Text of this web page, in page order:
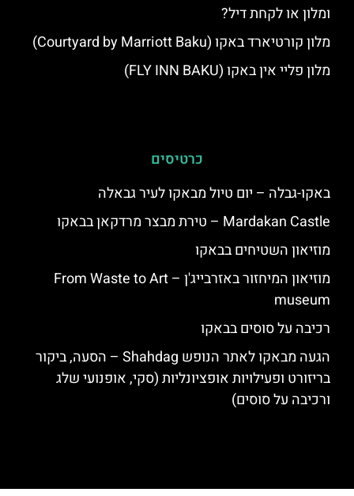
ומלון או לקחת דיל?
מלון קורטיארד באקו (Courtyard by Marriott Baku)
מלון פליי אין באקו (FLY INN BAKU)
כרטיסים
באקו-גבלה – יום טיול מבאקו לעיר גבאלה
Mardakan Castle – טירת מבצר מרדקאן בבאקו
מוזיאון השטיחים בבאקו
מוזיאון המיחזור באזרבייג'ן – From Waste to Art
museum
רכיבה על סוסים בבאקו
הגעה מבאקו לאתר הנופש Shahdag – הסעה, ביקור
בריזורט ופעילויות אופציונליות (סקי, אופנועי שלג
ורכיבה על סוסים)